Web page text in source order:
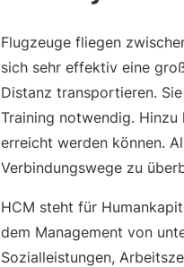
Flugzeuge fliegen
sich sehr effektiv eine
Distanz transportieren.
Training notwendig.
erreicht werden können.
Verbindungswege zu
HCM steht für
dem Management von
Sozialleistungen,